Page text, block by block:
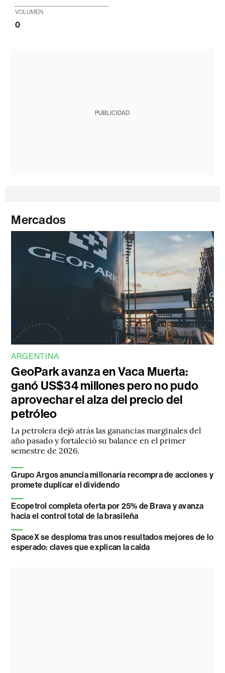
VOLUMEN
0
PUBLICIDAD
Mercados
ARGENTINA
GeoPark avanza en Vaca Muerta:
ganó US$34 millones pero no pudo
aprovechar el alza del precio del
petróleo
La petrolera dejó atrás las ganancias marginales del
año pasado y fortaleció su balance en el primer
semestre de 2026.
Grupo Argos anuncia millonaria recompra de acciones y
promete duplicar el dividendo
Ecopetrol completa oferta por 25% de Brava y avanza
hacia el control total de la brasileña
SpaceX se desploma tras unos resultados mejores de lo
esperado: claves que explican la caída